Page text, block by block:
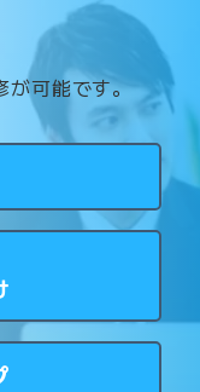
が可能です。